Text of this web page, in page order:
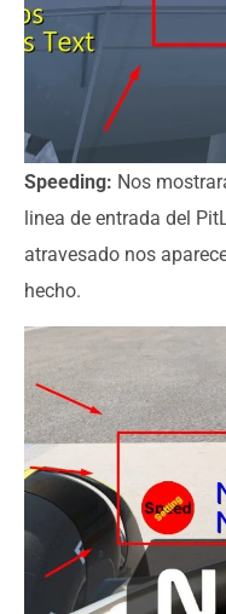
Speeding: Nos
linea de entrada del
atravesado nos
hecho.